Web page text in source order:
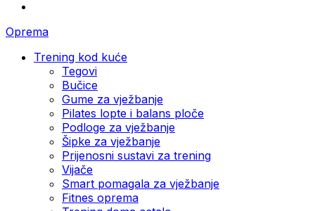
Oprema
Trening kod kuće
Tegovi
Bučice
Gume za vježbanje
Pilates lopte i balans ploče
Podloge za vježbanje
Šipke za vježbanje
Prijenosni sustavi za trening
Vijače
Smart pomagala za vježbanje
Fitnes oprema